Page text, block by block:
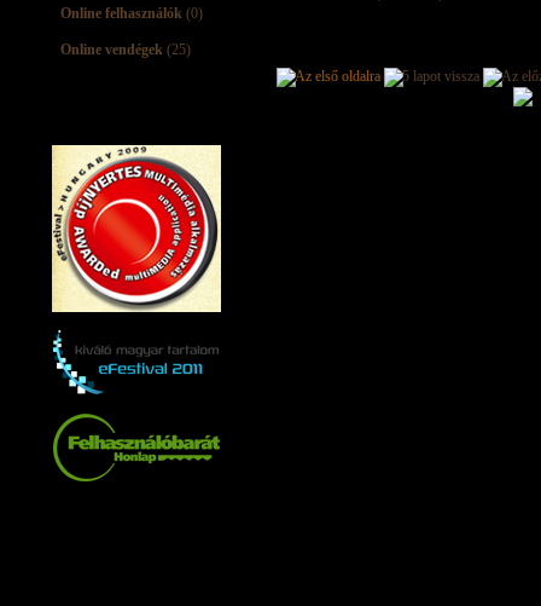
Online felhasználók (0)
Online vendégek (25)